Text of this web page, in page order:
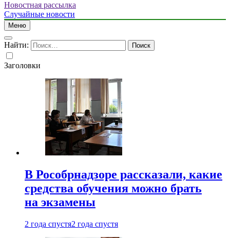
Новостная рассылка
Случайные новости
Меню
Найти:
Заголовки
В Рособрнадзоре рассказали, какие
средства обучения можно брать
на экзамены
2 года спустя2 года спустя